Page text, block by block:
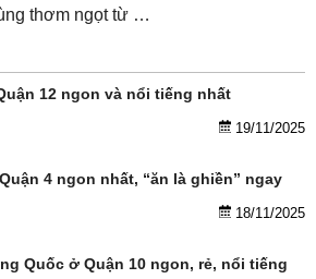
thơm ngọt từ …
12 ngon và nổi tiếng nhất
19/11/2025
4 ngon nhất, “ăn là ghiền” ngay
18/11/2025
Quốc ở Quận 10 ngon, rẻ, nổi tiếng